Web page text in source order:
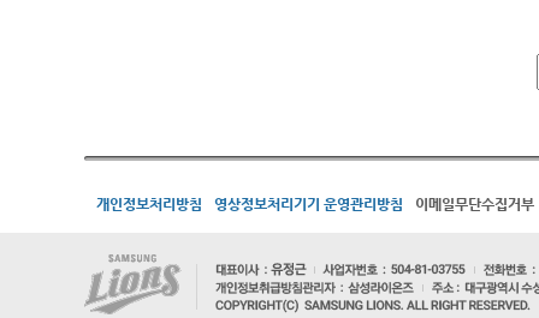
개인정보처리방침 영상정보처리기기 운영관리방침 이메일무단수집거부